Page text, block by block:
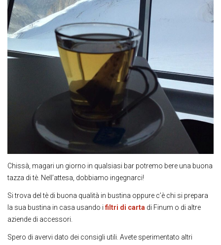
Chissà, magari un giorno in qualsiasi bar potremo bere una buona
tazza di tè. Nell’attesa, dobbiamo ingegnarci!
Si trova del tè di buona qualità in bustina oppure c’è chi si prepara
la sua bustina in casa usando i filtri di carta di Finum o di altre
aziende di accessori.
Spero di avervi dato dei consigli utili. Avete sperimentato altri